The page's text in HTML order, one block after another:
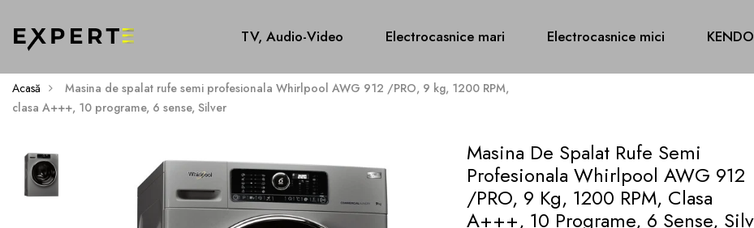
TV, Audio-Video Electrocasnice mari Electrocasnice mici KENDO
Acasă
Masina de spalat rufe semi profesionala Whirlpool AWG 912 /PRO, 9 kg, 1200 RPM,
clasa A+++, 10 programe, 6 sense, Silver
Masina De Spalat Rufe Semi
Profesionala Whirlpool AWG 912
/PRO, 9 Kg, 1200 RPM, Clasa
A+++, 10 Programe, 6 Sense,